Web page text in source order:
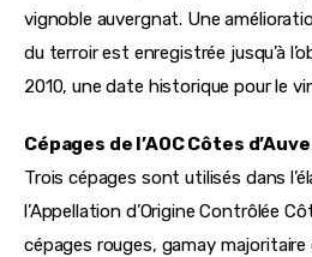
vignoble auvergnat. Une
du terroir est enregistrée jusqu’à
2010, une date historique pour le
Cépages de l’AOC Côtes
Trois cépages sont utilisés dans
l’Appellation d’Origine Contrôlée
cépages rouges, gamay